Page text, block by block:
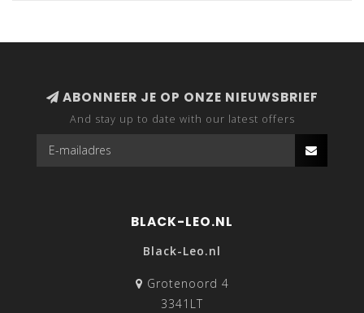
ABONNEER JE OP ONZE NIEUWSBRIEF
And stay up to date with our latest offers
BLACK-LEO.NL
Black-Leo.nl
Grotenoord 4
3341LT